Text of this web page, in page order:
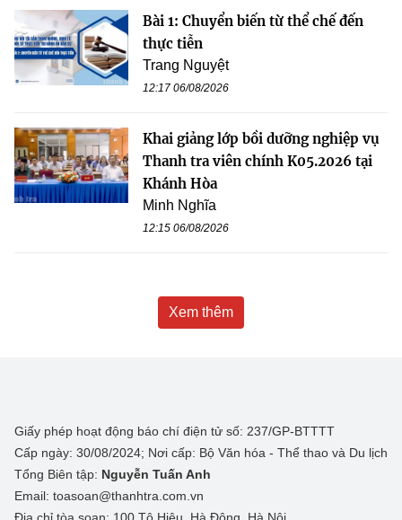
Bài 1: Chuyển biến từ thể chế đến
thực tiễn
Trang Nguyệt
12:17 06/08/2026
Khai giảng lớp bồi dưỡng nghiệp vụ
Thanh tra viên chính K05.2026 tại
Khánh Hòa
Minh Nghĩa
12:15 06/08/2026
Xem thêm
Giấy phép hoạt động báo chí điện tử số: 237/GP-BTTTT
Cấp ngày: 30/08/2024; Nơi cấp: Bộ Văn hóa - Thể thao và Du lịch
Tổng Biên tập: Nguyễn Tuấn Anh
Email: toasoan@thanhtra.com.vn
Địa chỉ tòa soạn: 100 Tô Hiệu, Hà Đông, Hà Nội.